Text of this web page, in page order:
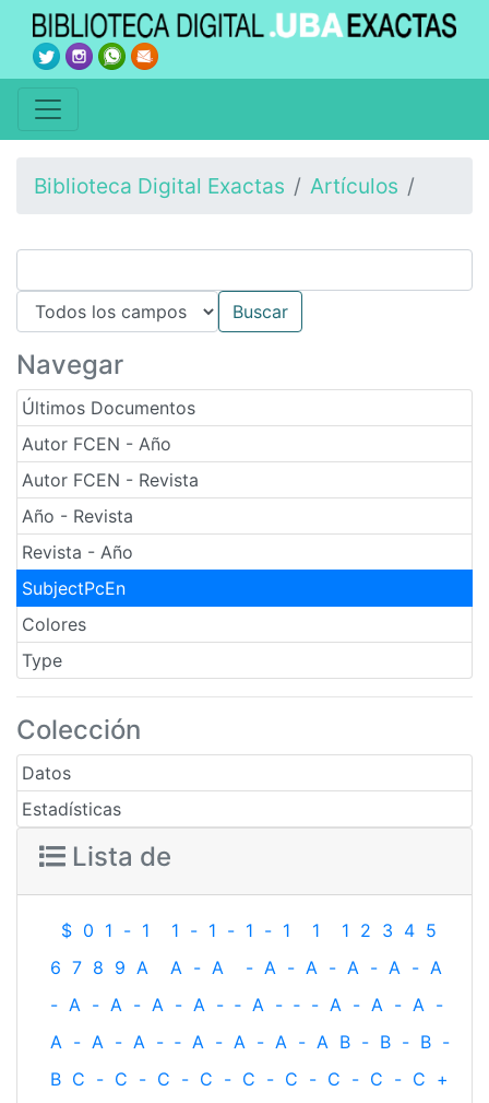
Biblioteca Digital Exactas Artículos
Navegar
Últimos Documentos
Autor FCEN - Año
Autor FCEN - Revista
Año - Revista
Revista - Año
SubjectPcEn
Colores
Type
Colección
Datos
Estadísticas
Lista de
$ 0 1 - 1 1 - 1 - 1 - 1 1 1 2 3 4 5
6 7 8 9 A A - A - A - A - A - A - A
- A - A - A - A - ‐ A - ‐ - A - A - A -
A - A - A - ‐ A - A - A - A B - B - B -
B C - C - C - C - C - C - C - C - C +